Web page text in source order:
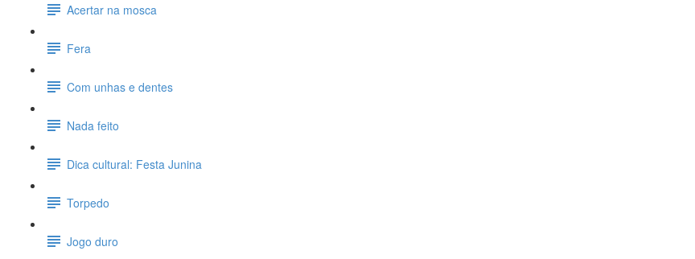
Acertar na mosca
Fera
Com unhas e dentes
Nada feito
Dica cultural: Festa Junina
Torpedo
Jogo duro